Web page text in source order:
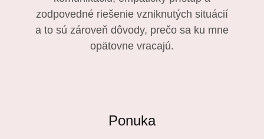
zodpovedné riešenie vzniknutých situácií
a to sú zároveň dôvody, prečo sa ku mne
opätovne vracajú.
Ponuka